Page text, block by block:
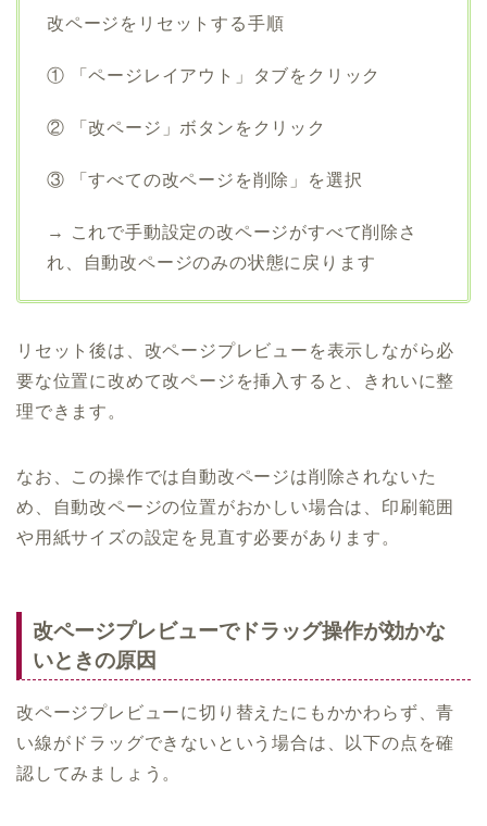
改ページをリセットする手順
① 「ページレイアウト」タブをクリック
② 「改ページ」ボタンをクリック
③ 「すべての改ページを削除」を選択
→ これで手動設定の改ページがすべて削除さ
れ、自動改ページのみの状態に戻ります
リセット後は、改ページプレビューを表示しながら必
要な位置に改めて改ページを挿入すると、きれいに整
理できます。
なお、この操作では自動改ページは削除されないた
め、自動改ページの位置がおかしい場合は、印刷範囲
や用紙サイズの設定を見直す必要があります。
改ページプレビューでドラッグ操作が効かな
いときの原因
改ページプレビューに切り替えたにもかかわらず、青
い線がドラッグできないという場合は、以下の点を確
認してみましょう。